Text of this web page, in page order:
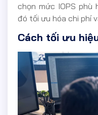
chọn mức IOPS
đó tối ưu hóa chi phí
Cách tối ưu